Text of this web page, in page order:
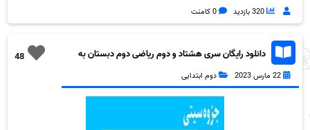
320 بازدید 0 کامنت
48
دانلود رایگان سری هشتاد و دوم ریاضی دوم دبستان به
22 مارس 2023 دوم ابتدایی